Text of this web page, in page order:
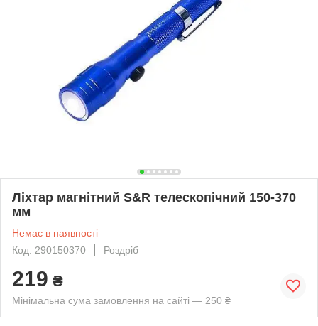
Ліхтар магнітний S&R телескопічний 150-370
мм
Немає в наявності
Код: 290150370
Роздріб
219 ₴
Мінімальна сума замовлення на сайті — 250 ₴